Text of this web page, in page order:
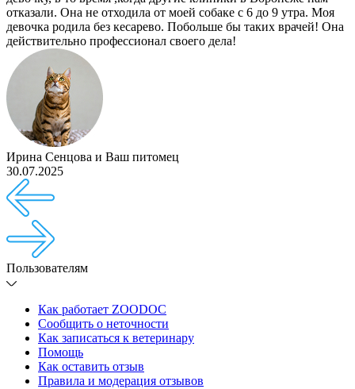
отказали. Она не отходила от моей собаке с 6 до 9 утра. Моя
девочка родила без кесарево. Побольше бы таких врачей! Она
действительно профессионал своего дела!
Ирина Сенцова и Ваш питомец
30.07.2025
Пользователям
Как работает ZOODOC
Сообщить о неточности
Как записаться к ветеринару
Помощь
Как оставить отзыв
Правила и модерация отзывов